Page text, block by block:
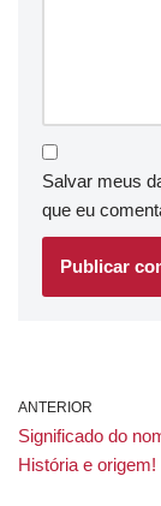
Salvar meus
que eu
ANTERIOR
Significado do
História e origem!